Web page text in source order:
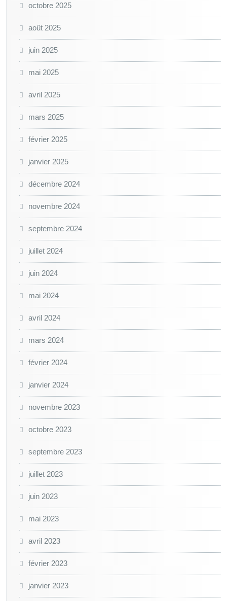
octobre 2025
août 2025
juin 2025
mai 2025
avril 2025
mars 2025
février 2025
janvier 2025
décembre 2024
novembre 2024
septembre 2024
juillet 2024
juin 2024
mai 2024
avril 2024
mars 2024
février 2024
janvier 2024
novembre 2023
octobre 2023
septembre 2023
juillet 2023
juin 2023
mai 2023
avril 2023
février 2023
janvier 2023